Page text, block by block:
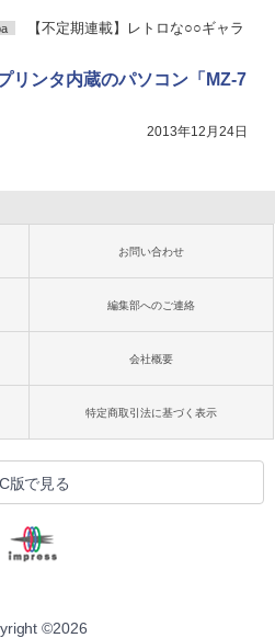
【不定期連載】レトロな○○ギャラ
リンタ内蔵のパソコン「MZ-7
2013年12月24日
お問い合わせ
編集部へのご連絡
会社概要
特定商取引法に基づく表示
版で見る
©2026